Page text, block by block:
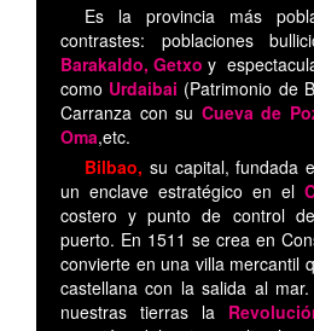
Es la provincia más
contrastes: poblaciones
Barakaldo, Getxoy
como Urdaibai (Patrimonio de
Carranza con su Cueva de
Oma,etc.
Bilbao, su capital, fundada
un enclave estratégico en el
costero y punto de control
puerto. En 1511 se crea en
convierte en una villa mercantil
castellana con la salida al
nuestras tierras la